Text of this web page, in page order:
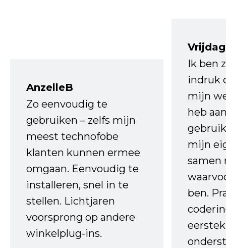
AnzelleB
Zo eenvoudig te
gebruiken – zelfs mijn
meest technofobe
klanten kunnen ermee
omgaan. Eenvoudig te
installeren, snel in te
stellen. Lichtjaren
voorsprong op andere
winkelplug-ins.
Ik ben
indruk
mijn
heb
mijn
samen
ben.